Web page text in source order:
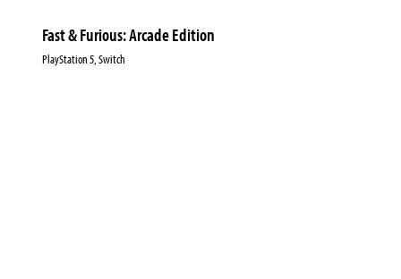
Fast & Furious: Arcade Edition
PlayStation 5, Switch